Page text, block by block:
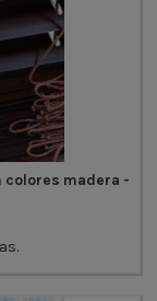
colores madera -